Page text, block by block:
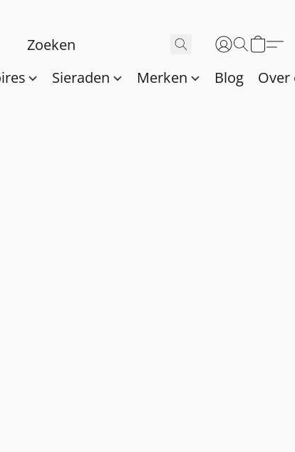
Sieraden Merken Blog Over